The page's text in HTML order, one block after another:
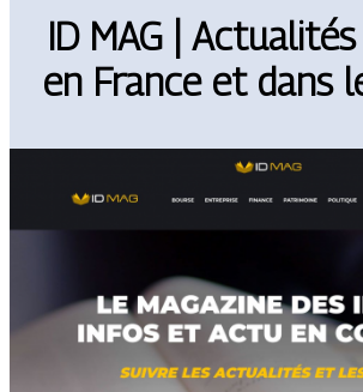
ID MAG |
en France et dans